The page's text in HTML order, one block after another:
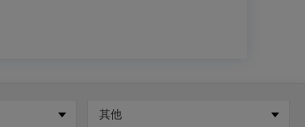
其他